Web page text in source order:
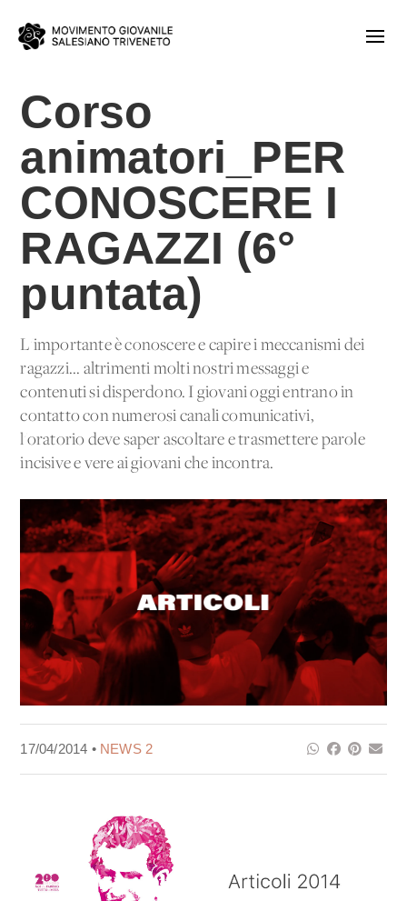
Corso
animatori_PER
CONOSCERE I
RAGAZZI (6°
puntata)
L'importante è conoscere e capire i meccanismi dei
ragazzi... altrimenti molti nostri messaggi e
contenuti si disperdono. I giovani oggi entrano in
contatto con numerosi canali comunicativi,
l'oratorio deve saper ascoltare e trasmettere parole
incisive e vere ai giovani che incontra.
17/04/2014 • NEWS 2